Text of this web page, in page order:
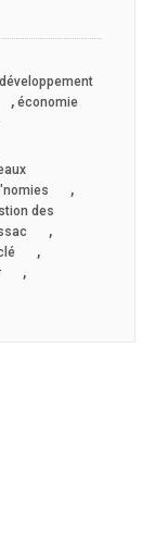
développement
, économie
,
des
,
,
,